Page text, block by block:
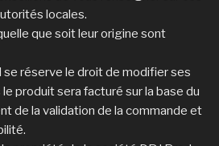
locales.
que soit leur origine sont
se réserve le droit de modifier ses
produit sera facturé sur la base du
de la validation de la commande et